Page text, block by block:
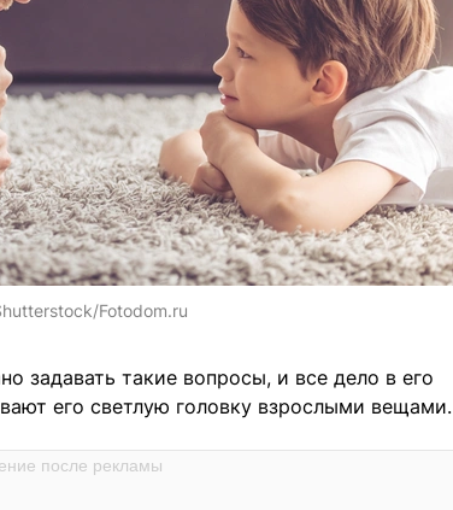
Fotodom.ru
задавать такие вопросы, и все дело в его
его светлую головку взрослыми вещами.